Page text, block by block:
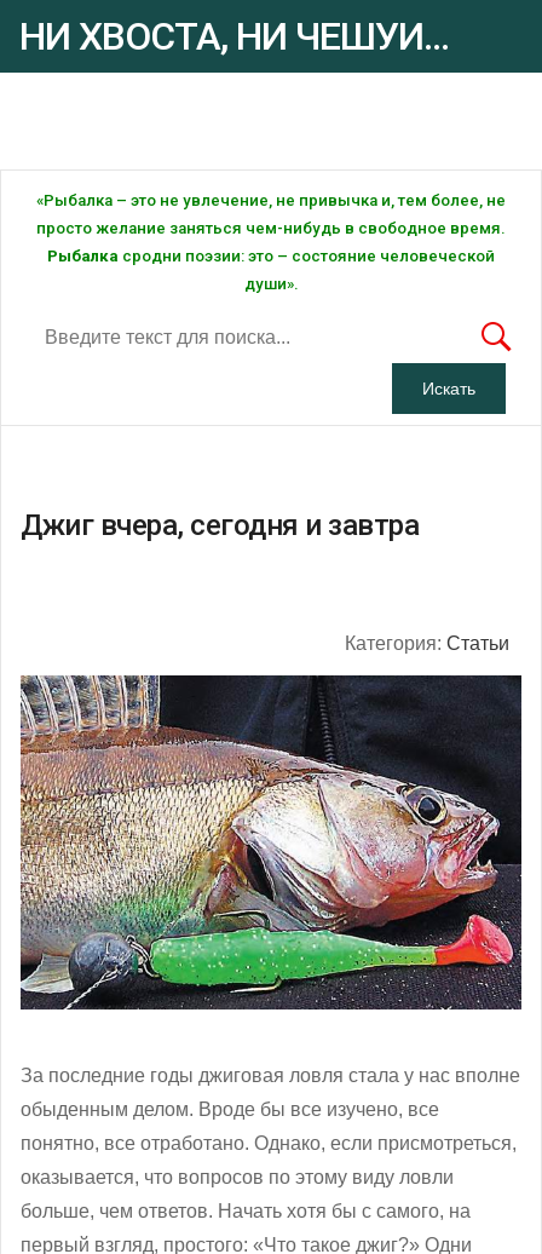
НИ ХВОСТА, НИ ЧЕШУИ...
«Рыбалка – это не увлечение, не привычка и, тем более, не
просто желание заняться чем-нибудь в свободное время.
Рыбалка сродни поэзии: это – состояние человеческой
души».
Джиг вчера, сегодня и завтра
Категория: Статьи
За последние годы джиговая ловля стала у нас вполне
обыденным делом. Вроде бы все изучено, все
понятно, все отработано. Однако, если присмотреться,
оказывается, что вопросов по этому виду ловли
больше, чем ответов. Начать хотя бы с самого, на
первый взгляд, простого: «Что такое джиг?» Одни